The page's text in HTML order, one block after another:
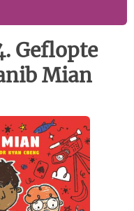
Geflopte
Mian